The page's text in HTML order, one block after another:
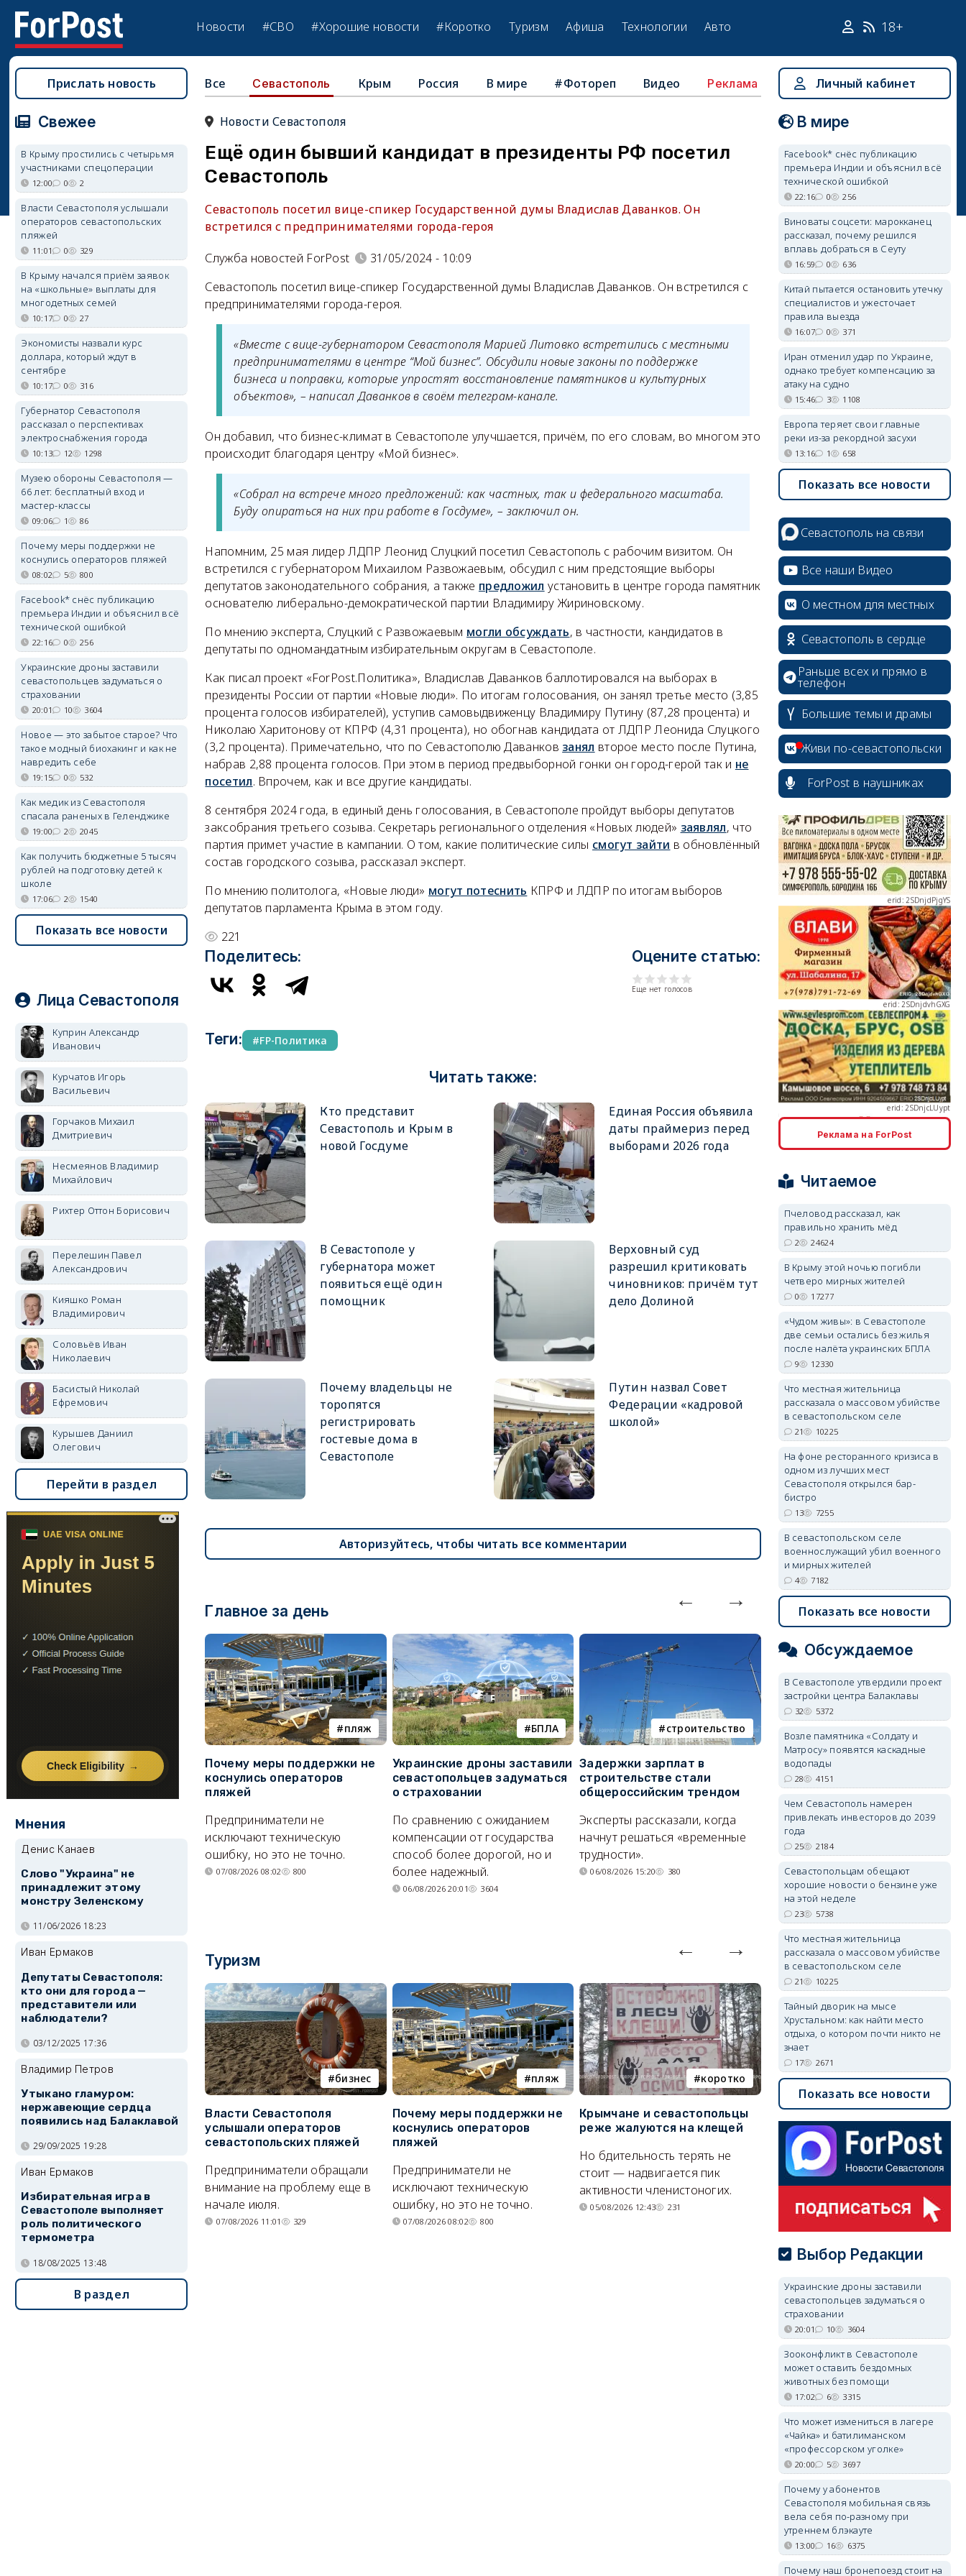
Новости #СВО #Хорошие новости #Коротко Туризм Афиша Технологии Авто 18+
Все Севастополь Крым Россия В мире #Фотореп Видео Реклама
Новости Севастополя
Ещё один бывший кандидат в президенты РФ посетил
Севастополь
Севастополь посетил вице-спикер Государственной думы Владислав Даванков. Он
встретился с предпринимателями города-героя
Служба новостей ForPost
31/05/2024 - 10:09
Севастополь посетил вице-спикер Государственной думы Владислав Даванков. Он встретился с
предпринимателями города-героя.
«Вместе с вице-губернатором Севастополя Марией Литовко встретились с местными
предпринимателями в центре “Мой бизнес”. Обсудили новые законы по поддержке
бизнеса и поправки, которые упростят восстановление памятников и культурных
объектов», – написал Даванков в своём телеграм-канале.
Он добавил, что бизнес-климат в Севастополе улучшается, причём, по его словам, во многом это
происходит благодаря центру «Мой бизнес».
«Собрал на встрече много предложений: как частных, так и федерального масштаба.
Буду опираться на них при работе в Госдуме», – заключил он.
Напомним, 25 мая лидер ЛДПР Леонид Слуцкий посетил Севастополь с рабочим визитом. Он
встретился с губернатором Михаилом Развожаевым, обсудил с ним предстоящие выборы
депутатов законодательного собрания, а также предложил установить в центре города памятник
основателю либерально-демократической партии Владимиру Жириновскому.
По мнению эксперта, Слуцкий с Развожаевым могли обсуждать, в частности, кандидатов в
депутаты по одномандатным избирательным округам в Севастополе.
Как писал проект «ForPost.Политика», Владислав Даванков баллотировался на выборах в
президенты России от партии «Новые люди». По итогам голосования, он занял третье место (3,85
процента голосов избирателей), уступив самовыдвиженцу Владимиру Путину (87,28 процента) и
Николаю Харитонову от КПРФ (4,31 процента), но обогнав кандидата от ЛДПР Леонида Слуцкого
(3,2 процента). Примечательно, что по Севастополю Даванков занял второе место после Путина,
набрав 2,88 процента голосов. При этом в период предвыборной гонки он город-герой так и не
посетил. Впрочем, как и все другие кандидаты.
8 сентября 2024 года, в единый день голосования, в Севастополе пройдут выборы депутатов
заксобрания третьего созыва. Секретарь регионального отделения «Новых людей» заявлял, что
партия примет участие в кампании. О том, какие политические силы смогут зайти в обновлённый
состав городского созыва, рассказал эксперт.
По мнению политолога, «Новые люди» могут потеснить КПРФ и ЛДПР по итогам выборов
депутатов парламента Крыма в этом году.
221
Поделитесь: Оцените статью:
Еще нет голосов
Теги: FP-Политика
Читать также:
Кто представит
Севастополь и Крым в
новой Госдуме
Единая Россия объявила
даты праймериз перед
выборами 2026 года
В Севастополе у
губернатора может
появиться ещё один
помощник
Верховный суд
разрешил критиковать
чиновников: причём тут
дело Долиной
Почему владельцы не
торопятся
регистрировать
гостевые дома в
Севастополе
Путин назвал Совет
Федерации «кадровой
школой»
Авторизуйтесь, чтобы читать все комментарии
Главное за день
пляж
Почему меры поддержки не
коснулись операторов
пляжей
Предприниматели не
исключают техническую
ошибку, но это не точно.
07/08/2026 08:02 800
БПЛА
Украинские дроны заставили
севастопольцев задуматься
о страховании
По сравнению с ожиданием
компенсации от государства
способ более дорогой, но и
более надежный.
06/08/2026 20:01 3604
строительство
Задержки зарплат в
строительстве стали
общероссийским трендом
Эксперты рассказали, когда
начнут решаться «временные
трудности».
06/08/2026 15:20 380
Тайный дворик на мысе
Хрустальном: как найти
место отдыха, о котором
почти никто не знает
Под стенами Галереи искусств
прячутся руины храма,
гравийный сад и семейные
качели.
06/08/2026 15:00 2671
Туризм
бизнес
Власти Севастополя
услышали операторов
севастопольских пляжей
Предприниматели обращали
внимание на проблему еще в
начале июля.
07/08/2026 11:01 329
пляж
Почему меры поддержки не
коснулись операторов
пляжей
Предприниматели не
исключают техническую
ошибку, но это не точно.
07/08/2026 08:02 800
коротко
Крымчане и севастопольцы
реже жалуются на клещей
Но бдительность терять не
стоит — надвигается пик
активности членистоногих.
05/08/2026 12:43 231
Балаклава
В Севастополе утвердили
проект застройки центра
Балаклавы
Там появится туристический
квартал с отелями и
парковками.
05/08/2026 08:01
Прислать новость
Свежее
В Крыму простились с четырьмя
участниками спецоперации
12:00 0 2
Власти Севастополя услышали
операторов севастопольских
пляжей
11:01 0 329
В Крыму начался приём заявок
на «школьные» выплаты для
многодетных семей
10:17 0 27
Экономисты назвали курс
доллара, который ждут в
сентябре
10:17 0 316
Губернатор Севастополя
рассказал о перспективах
электроснабжения города
10:13 12 1298
Музею обороны Севастополя —
66 лет: бесплатный вход и
мастер-классы
09:06 1 86
Почему меры поддержки не
коснулись операторов пляжей
08:02 5 800
Facebook* снёс публикацию
премьера Индии и объяснил всё
технической ошибкой
22:16 0 256
Украинские дроны заставили
севастопольцев задуматься о
страховании
20:01 10 3604
Новое — это забытое старое? Что
такое модный биохакинг и как не
навредить себе
19:15 0 532
Как медик из Севастополя
спасала раненых в Геленджике
19:00 2 2045
Как получить бюджетные 5 тысяч
рублей на подготовку детей к
школе
17:06 2 1540
Показать все новости
Лица Севастополя
Куприн Александр
Иванович
Курчатов Игорь
Васильевич
Горчаков Михаил
Дмитриевич
Несмеянов Владимир
Михайлович
Рихтер Оттон Борисович
Перелешин Павел
Александрович
Кияшко Роман
Владимирович
Соловьёв Иван
Николаевич
Басистый Николай
Ефремович
Курышев Даниил
Олегович
Перейти в раздел
Мнения
Денис Канаев
Слово "Украина" не
принадлежит этому
монстру Зеленскому
11/06/2026 18:23
Иван Ермаков
Депутаты Севастополя:
кто они для города —
представители или
наблюдатели?
03/12/2025 17:36
Владимир Петров
Утыкано гламуром:
нержавеющие сердца
появились над Балаклавой
29/09/2025 19:28
Иван Ермаков
Избирательная игра в
Севастополе выполняет
роль политического
термометра
18/08/2025 13:48
В раздел
Личный кабинет
В мире
Facebook* снёс публикацию
премьера Индии и объяснил всё
технической ошибкой
22:16 0 256
Виноваты соцсети: марокканец
рассказал, почему решился
вплавь добраться в Сеуту
16:59 0 636
Китай пытается остановить утечку
специалистов и ужесточает
правила выезда
16:07 0 371
Иран отменил удар по Украине,
однако требует компенсацию за
атаку на судно
15:46 3 1108
Европа теряет свои главные
реки из-за рекордной засухи
13:16 1 658
Показать все новости
Севастополь на связи
Все наши Видео
О местном для местных
Севастополь в сердце
Раньше всех и прямо в
телефон
Большие темы и драмы
Живи по-севастопольски
ForPost в наушниках
erid: 2SDnjcrDNw6
erid: 2SDnjdPjgYS
erid: 2SDnjdvhGXG
erid: 2SDnjcLUypt
Реклама на ForPost
Читаемое
Пчеловод рассказал, как
правильно хранить мёд
2 24624
В Крыму этой ночью погибли
четверо мирных жителей
0 17277
«Чудом живы»: в Севастополе
две семьи остались без жилья
после налёта украинских БПЛА
9 12330
Что местная жительница
рассказала о массовом убийстве
в севастопольском селе
21 10225
На фоне ресторанного кризиса в
одном из лучших мест
Севастополя открылся бар-
бистро
13 7255
В севастопольском селе
военнослужащий убил военного
и мирных жителей
4 7182
Показать все новости
Обсуждаемое
В Севастополе утвердили проект
застройки центра Балаклавы
32 5372
Возле памятника «Солдату и
Матросу» появятся каскадные
водопады
28 4151
Чем Севастополь намерен
привлекать инвесторов до 2039
года
25 2184
Севастопольцам обещают
хорошие новости о бензине уже
на этой неделе
23 5738
Что местная жительница
рассказала о массовом убийстве
в севастопольском селе
21 10225
Тайный дворик на мысе
Хрустальном: как найти место
отдыха, о котором почти никто не
знает
17 2671
Показать все новости
Выбор Редакции
Украинские дроны заставили
севастопольцев задуматься о
страховании
20:01 10 3604
Зооконфликт в Севастополе
может оставить бездомных
животных без помощи
17:02 6 3315
Что может измениться в лагере
«Чайка» и батилиманском
«профессорском уголке»
20:00 5 3697
Почему у абонентов
Севастополя мобильная связь
вела себя по-разному при
утреннем блэкауте
13:00 16 6375
Почему наш бронепоезд стоит на